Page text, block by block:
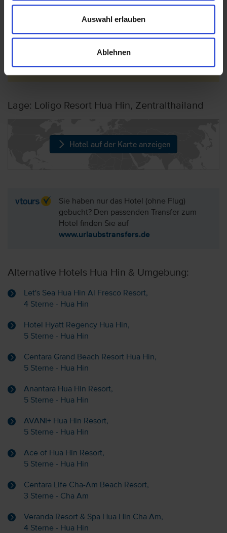
Auswahl erlauben
Ablehnen
einigen Ausstattungen, wie beispielsweise der
Spa-, Pool- oder Gastronomiebereich kleinere
Instandhaltungsmaßnahmen durchgeführt
werden können und diese daher teilweise nicht
Lage: Loligo Resort Hua Hin, Zentralthailand
Hotel auf der Karte anzeigen
Sie haben nur das Hotel (ohne Flug)
gebucht? Den passenden Transfer zum
Hotel finden Sie auf
www.urlaubstransfers.de
Alternative Hotels Hua Hin & Umgebung:
Let's Sea Hua Hin Al Fresco Resort,
4 Sterne - Hua Hin
Hotel Hyatt Regency Hua Hin,
5 Sterne - Hua Hin
Centara Grand Beach Resort Hua Hin,
5 Sterne - Hua Hin
Anantara Hua Hin Resort,
5 Sterne - Hua Hin
AVANI+ Hua Hin Resort,
5 Sterne - Hua Hin
Ace of Hua Hin Resort,
5 Sterne - Hua Hin
Centara Life Cha-Am Beach Resort,
3 Sterne - Cha Am
Veranda Resort & Spa Hua Hin Cha Am,
4 Sterne - Hua Hin